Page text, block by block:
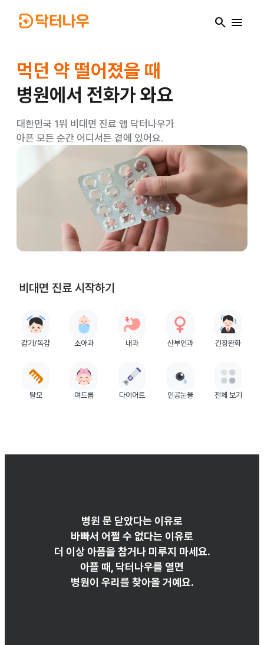
search menu
소아과 대기가 길 때
병원에서 전화가 와요
대한민국 1위 비대면 진료 앱 닥터나우가
아픈 모든 순간 어디서든 곁에 있어요.
비대면 진료 시작하기
감기/독감 소아과 내과 산부인과 긴장완화
탈모 여드름 다이어트 인공눈물 전체 보기
병원 문 닫았다는 이유로
바빠서 어쩔 수 없다는 이유로
더 이상 아픔을 참거나 미루지 마세요.
아플 때, 닥터나우를 열면
병원이 우리를 찾아올 거예요.